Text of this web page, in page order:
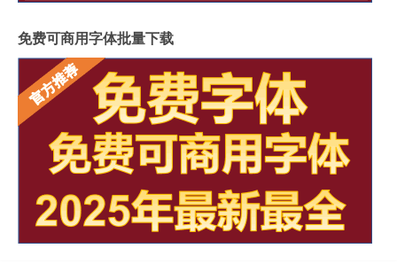
免费可商用字体批量下载